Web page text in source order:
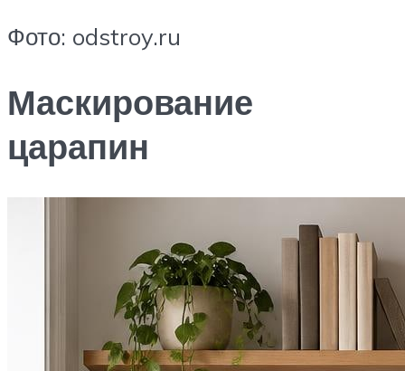
Фото: odstroy.ru
Маскирование
царапин